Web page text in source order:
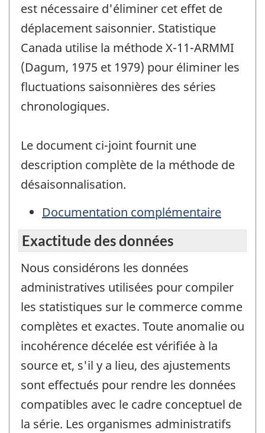
est nécessaire d'éliminer cet effet de
déplacement saisonnier. Statistique
Canada utilise la méthode X-11-ARMMI
(Dagum, 1975 et 1979) pour éliminer les
fluctuations saisonnières des séries
chronologiques.
Le document ci-joint fournit une
description complète de la méthode de
désaisonnalisation.
Documentation complémentaire
Exactitude des données
Nous considérons les données
administratives utilisées pour compiler
les statistiques sur le commerce comme
complètes et exactes. Toute anomalie ou
incohérence décelée est vérifiée à la
source et, s'il y a lieu, des ajustements
sont effectués pour rendre les données
compatibles avec le cadre conceptuel de
la série. Les organismes administratifs